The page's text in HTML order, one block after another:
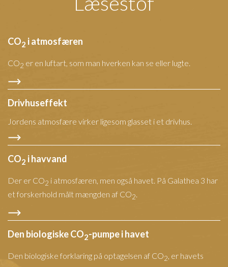
CO2 i atmosfæren
CO2 er en luftart, som man hverken kan se eller lugte.
Drivhuseffekt
Jordens atmosfære virker ligesom glasset i et drivhus.
CO2 i havvand
Der er CO2 i atmosfæren, men også havet. På Galathea 3 har
et forskerhold målt mængden af CO2.
Den biologiske CO2-pumpe i havet
Den biologiske forklaring på optagelsen af CO2 , er havets